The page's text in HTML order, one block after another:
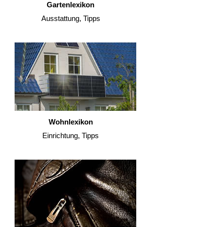
Gartenlexikon
Ausstattung, Tipps
Wohnlexikon
Einrichtung, Tipps